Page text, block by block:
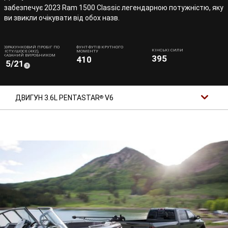
забезпечує 2023 Ram 1500 Classic легендарною потужністю, яку
ви звикли очікувати від обох назв.
РОЗРАХУНКОВИЙ ПРОБІГ ПО
МІСТУ/ШОСЕ (4Х2),
ВКАЗАНИЙ ВИРОБНИКОМ
15/21 (
Disclosure
3)
ФУНТ-ФУТІВ КРУТНОГО
МОМЕНТУ
410
КІНСЬКІ СИЛИ
395
ДВИГУН 3.6L PENTASTAR® V6